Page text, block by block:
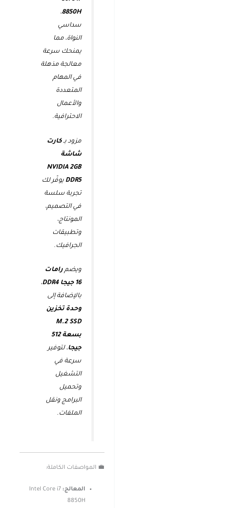
8850H،
سداسي
النواة، مما
يمنحك سرعة
معالجة مذهلة
في المهام
المتعددة
والأعمال
الاحترافية.
مزود بـكارت
شاشة
NVIDIA 2GB
DDR5 يوفّر لك
تجربة سلسة
في التصميم،
المونتاج،
وتطبيقات
الجرافيك.
ويضمرامات
16 جيجا DDR4
،
بالإضافة إلى
وحدة تخزين
M.2 SSD
بسعة 512
جيجا، لتوفير
سرعة في
التشغيل
وتحميل
البرامج ونقل
الملفات.
💼 المواصفات الكاملة:
المعالج: Intel Core i7
8850H